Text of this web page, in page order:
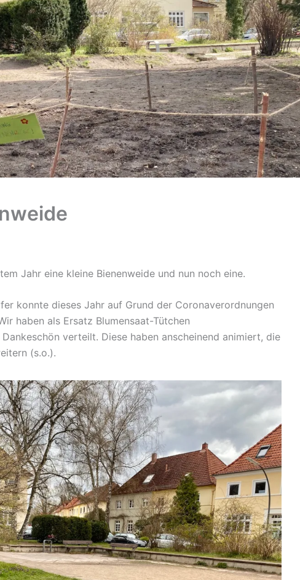
Jahr eine kleine Bienenweide und nun noch eine.
konnte dieses Jahr auf Grund der Coronaverordnungen
haben als Ersatz Blumensaat-Tütchen
verteilt. Diese haben anscheinend animiert, die
(s.o.).